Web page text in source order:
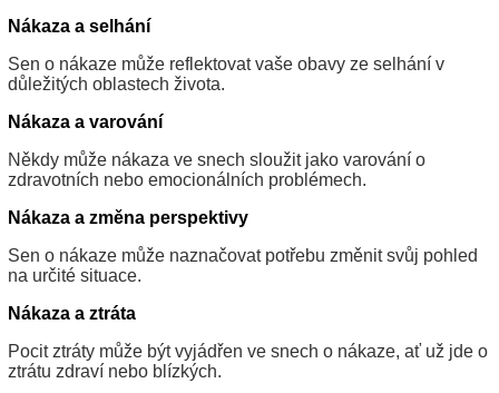
Nákaza a selhání
Sen o nákaze může reflektovat vaše obavy ze selhání v
důležitých oblastech života.
Nákaza a varování
Někdy může nákaza ve snech sloužit jako varování o
zdravotních nebo emocionálních problémech.
Nákaza a změna perspektivy
Sen o nákaze může naznačovat potřebu změnit svůj pohled
na určité situace.
Nákaza a ztráta
Pocit ztráty může být vyjádřen ve snech o nákaze, ať už jde o
ztrátu zdraví nebo blízkých.